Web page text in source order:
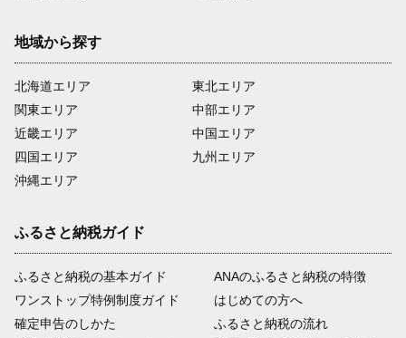
地域から探す
北海道エリア
関東エリア
近畿エリア
四国エリア
沖縄エリア
東北エリア
中部エリア
中国エリア
九州エリア
ふるさと納税ガイド
ふるさと納税の基本ガイド
ワンストップ特例制度ガイド
確定申告のしかた
ANAのふるさと納税の特徴
はじめての方へ
ふるさと納税の流れ